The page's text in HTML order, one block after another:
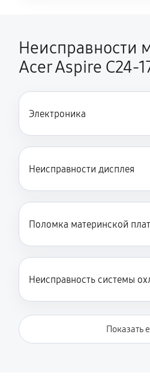
Неисправности
Acer Aspire
Электроника
Неисправности дисплея
Поломка материнской
Неисправность системы
Показать